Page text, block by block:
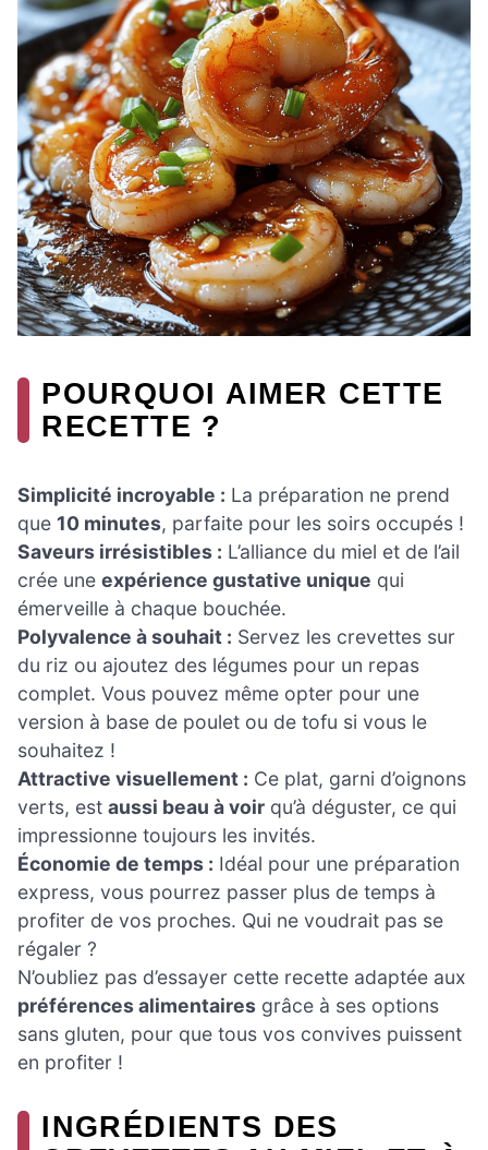
POURQUOI AIMER CETTE
RECETTE ?
Simplicité incroyable : La préparation ne prend
que 10 minutes, parfaite pour les soirs occupés !
Saveurs irrésistibles : L’alliance du miel et de l’ail
crée une expérience gustative unique qui
émerveille à chaque bouchée.
Polyvalence à souhait : Servez les crevettes sur
du riz ou ajoutez des légumes pour un repas
complet. Vous pouvez même opter pour une
version à base de poulet ou de tofu si vous le
souhaitez !
Attractive visuellement : Ce plat, garni d’oignons
verts, est aussi beau à voir qu’à déguster, ce qui
impressionne toujours les invités.
Économie de temps : Idéal pour une préparation
express, vous pourrez passer plus de temps à
profiter de vos proches. Qui ne voudrait pas se
régaler ?
N’oubliez pas d’essayer cette recette adaptée aux
préférences alimentaires grâce à ses options
sans gluten, pour que tous vos convives puissent
en profiter !
INGRÉDIENTS DES